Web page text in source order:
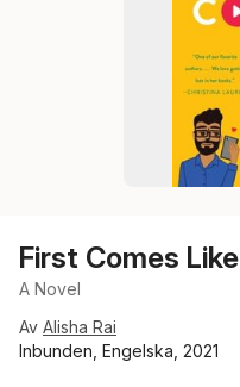
First Comes Like
A Novel
Av Alisha Rai
Inbunden, Engelska, 2021